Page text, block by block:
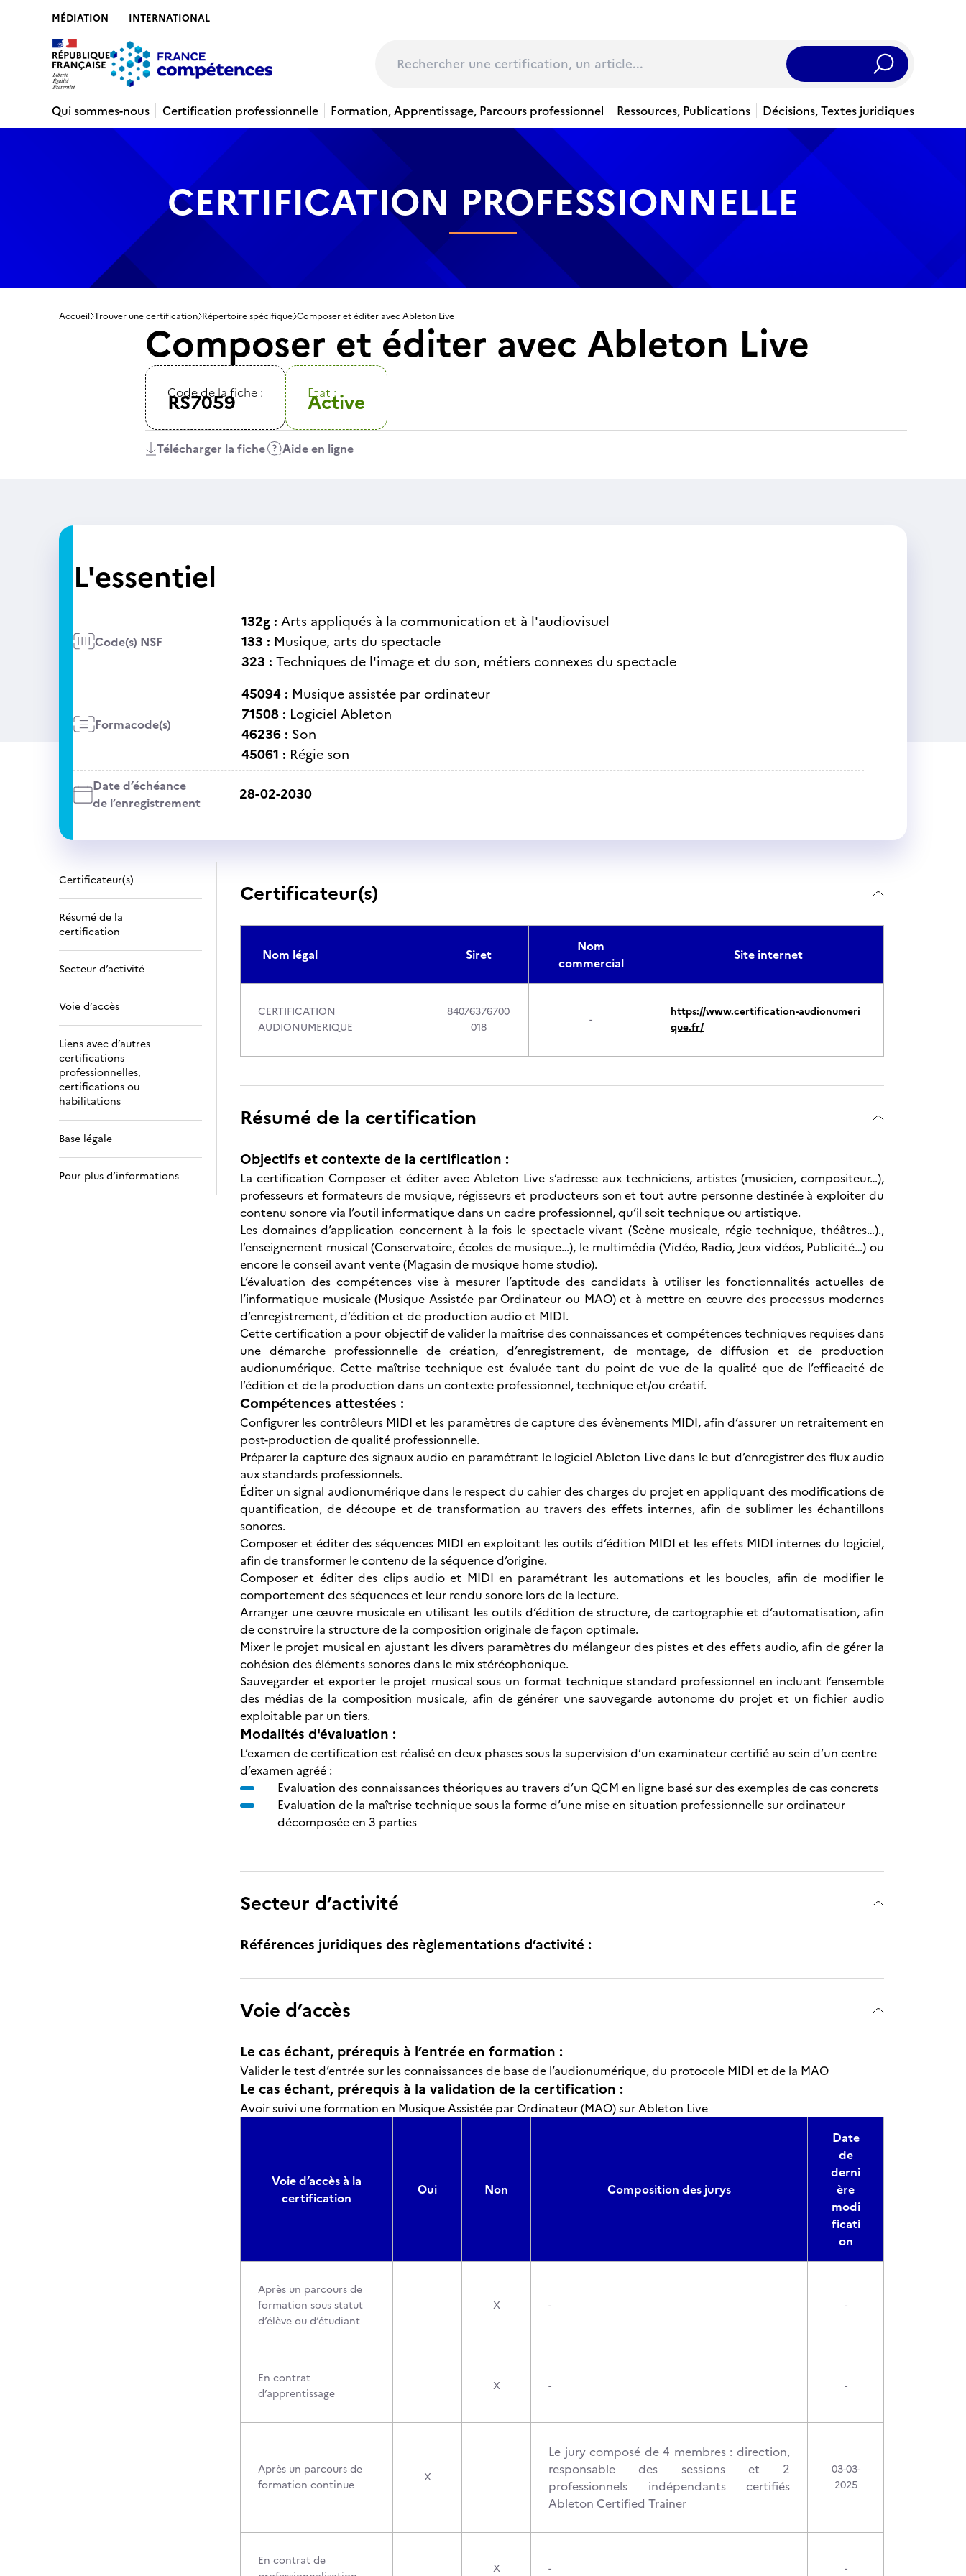
MÉDIATION INTERNATIONAL
Rechercher
Qui sommes-nous
Certification professionnelle Formation, Apprentissage, Parcours professionnel Ressources, Publications Décisions, Textes juridiques
CERTIFICATION PROFESSIONNELLE
Accueil Trouver une certification Répertoire spécifique Composer et éditer avec Ableton Live
Composer et éditer avec Ableton Live
Code de la fiche :
RS7059 Etat :
Active
Télécharger la fiche Aide en ligne
L'essentiel
Code(s) NSF
132g : Arts appliqués à la communication et à l'audiovisuel
133 : Musique, arts du spectacle
323 : Techniques de l'image et du son, métiers connexes du spectacle
Formacode(s)
45094 : Musique assistée par ordinateur
71508 : Logiciel Ableton
46236 : Son
45061 : Régie son
Date d’échéance
de l’enregistrement
28-02-2030
Certificateur(s)
Résumé de la
certification
Secteur d’activité
Voie d’accès
Liens avec d’autres
certifications
professionnelles,
certifications ou
habilitations
Base légale
Pour plus d’informations
Certificateur(s)
Nom légal Siret
Nom
commercial
Site internet
CERTIFICATION
AUDIONUMERIQUE
84076376700
018
-
https://www.certification-audionumeri
que.fr/
Résumé de la certification
Objectifs et contexte de la certification :
La certification Composer et éditer avec Ableton Live s’adresse aux techniciens, artistes (musicien, compositeur…),
professeurs et formateurs de musique, régisseurs et producteurs son et tout autre personne destinée à exploiter du
contenu sonore via l’outil informatique dans un cadre professionnel, qu’il soit technique ou artistique.
Les domaines d’application concernent à la fois le spectacle vivant (Scène musicale, régie technique, théâtres…).,
l’enseignement musical (Conservatoire, écoles de musique…), le multimédia (Vidéo, Radio, Jeux vidéos, Publicité…) ou
encore le conseil avant vente (Magasin de musique home studio).
L’évaluation des compétences vise à mesurer l’aptitude des candidats à utiliser les fonctionnalités actuelles de
l’informatique musicale (Musique Assistée par Ordinateur ou MAO) et à mettre en œuvre des processus modernes
d’enregistrement, d’édition et de production audio et MIDI.
Cette certification a pour objectif de valider la maîtrise des connaissances et compétences techniques requises dans
une démarche professionnelle de création, d’enregistrement, de montage, de diffusion et de production
audionumérique. Cette maîtrise technique est évaluée tant du point de vue de la qualité que de l’efficacité de
l’édition et de la production dans un contexte professionnel, technique et/ou créatif.
Compétences attestées :
Configurer les contrôleurs MIDI et les paramètres de capture des évènements MIDI, afin d’assurer un retraitement en
post-production de qualité professionnelle.
Préparer la capture des signaux audio en paramétrant le logiciel Ableton Live dans le but d’enregistrer des flux audio
aux standards professionnels.
Éditer un signal audionumérique dans le respect du cahier des charges du projet en appliquant des modifications de
quantification, de découpe et de transformation au travers des effets internes, afin de sublimer les échantillons
sonores.
Composer et éditer des séquences MIDI en exploitant les outils d’édition MIDI et les effets MIDI internes du logiciel,
afin de transformer le contenu de la séquence d’origine.
Composer et éditer des clips audio et MIDI en paramétrant les automations et les boucles, afin de modifier le
comportement des séquences et leur rendu sonore lors de la lecture.
Arranger une œuvre musicale en utilisant les outils d’édition de structure, de cartographie et d’automatisation, afin
de construire la structure de la composition originale de façon optimale.
Mixer le projet musical en ajustant les divers paramètres du mélangeur des pistes et des effets audio, afin de gérer la
cohésion des éléments sonores dans le mix stéréophonique.
Sauvegarder et exporter le projet musical sous un format technique standard professionnel en incluant l’ensemble
des médias de la composition musicale, afin de générer une sauvegarde autonome du projet et un fichier audio
exploitable par un tiers.
Modalités d'évaluation :
L’examen de certification est réalisé en deux phases sous la supervision d’un examinateur certifié au sein d’un centre
d’examen agréé :
Evaluation des connaissances théoriques au travers d’un QCM en ligne basé sur des exemples de cas concrets
Evaluation de la maîtrise technique sous la forme d’une mise en situation professionnelle sur ordinateur
décomposée en 3 parties
Secteur d’activité
Références juridiques des règlementations d’activité :
Voie d’accès
Le cas échant, prérequis à l’entrée en formation :
Valider le test d’entrée sur les connaissances de base de l’audionumérique, du protocole MIDI et de la MAO
Le cas échant, prérequis à la validation de la certification :
Avoir suivi une formation en Musique Assistée par Ordinateur (MAO) sur Ableton Live
Voie d’accès à la
certification
Oui Non Composition des jurys
Date
de
derni
ère
modi
ficati
on
Après un parcours de
formation sous statut
d’élève ou d’étudiant
X - -
En contrat
d’apprentissage
X - -
Après un parcours de
formation continue
X
Le jury composé de 4 membres : direction,
responsable des sessions et 2
professionnels indépendants certifiés
Ableton Certified Trainer
03-03-
2025
En contrat de
X - -